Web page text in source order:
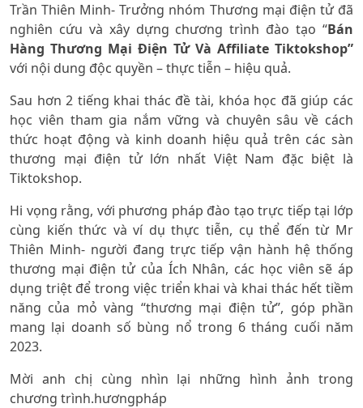
Trần Thiên Minh- Trưởng nhóm Thương mại điện tử đã
nghiên cứu và xây dựng chương trình đào tạo “Bán
Hàng Thương Mại Điện Tử Và Affiliate Tiktokshop”
với nội dung độc quyền – thực tiễn – hiệu quả.
Sau hơn 2 tiếng khai thác đề tài, khóa học đã giúp các
học viên tham gia nắm vững và chuyên sâu về cách
thức hoạt động và kinh doanh hiệu quả trên các sàn
thương mại điện tử lớn nhất Việt Nam đặc biệt là
Tiktokshop.
Hi vọng rằng, với phương pháp đào tạo trực tiếp tại lớp
cùng kiến thức và ví dụ thực tiễn, cụ thể đến từ Mr
Thiên Minh- người đang trực tiếp vận hành hệ thống
thương mại điện tử của Ích Nhân, các học viên sẽ áp
dụng triệt để trong việc triển khai và khai thác hết tiềm
năng của mỏ vàng “thương mại điện tử”, góp phần
mang lại doanh số bùng nổ trong 6 tháng cuối năm
2023.
Mời anh chị cùng nhìn lại những hình ảnh trong
chương trình.hươngpháp